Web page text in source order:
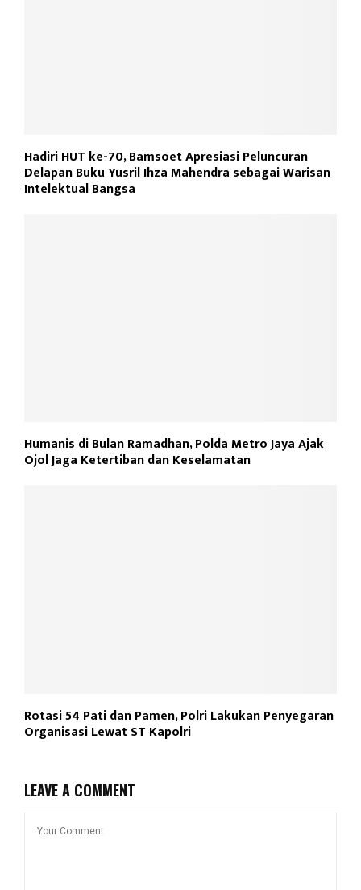
Hadiri HUT ke-70, Bamsoet Apresiasi Peluncuran
Delapan Buku Yusril Ihza Mahendra sebagai Warisan
Intelektual Bangsa
Humanis di Bulan Ramadhan, Polda Metro Jaya Ajak
Ojol Jaga Ketertiban dan Keselamatan
Rotasi 54 Pati dan Pamen, Polri Lakukan Penyegaran
Organisasi Lewat ST Kapolri
LEAVE A COMMENT